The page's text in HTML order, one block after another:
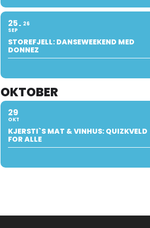
25
SEP
26
STOREFJELL: DANSEWEEKEND MED
DONNEZ
OKTOBER
29
OKT
KJERSTI`S MAT & VINHUS: QUIZKVELD
FOR ALLE